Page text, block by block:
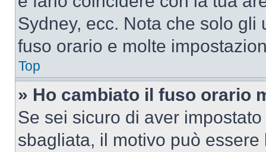
Sydney, ecc. Nota che solo
fuso orario e molte
Top
» Ho cambiato il fuso orario
Se sei sicuro di aver
sbagliata, il motivo può essere